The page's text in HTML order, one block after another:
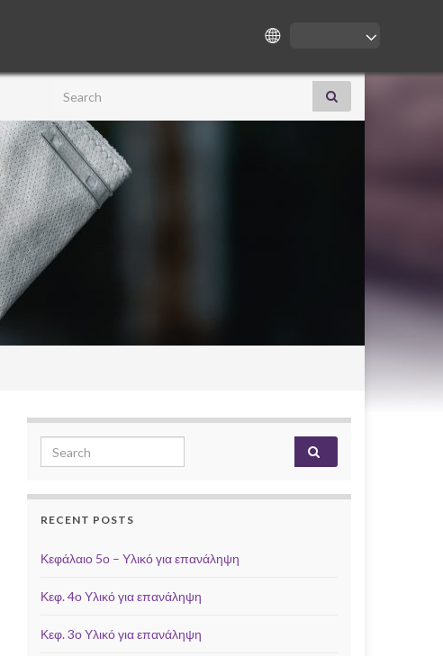
Search for:
Search for:
RECENT POSTS
Κεφάλαιο 5ο – Υλικό για επανάληψη
Κεφ. 4ο Υλικό για επανάληψη
Κεφ. 3ο Υλικό για επανάληψη